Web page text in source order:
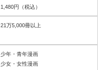
1,480円（税込）
21万5,000冊以上
少年・青年漫画
少女・女性漫画